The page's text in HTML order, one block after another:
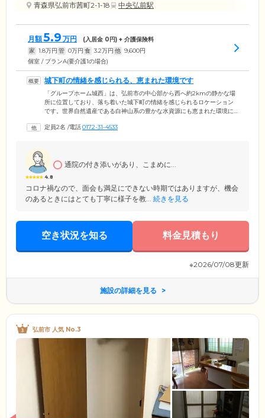
青森県弘前市茜町2-1-18
中央弘前駅
月額5.9 万円 (入居金 0円) + 介護保険料
家 1.8万円 管 0万円 食 3.2万円 他 9,600円
個室 / プランA(要介護1の場合)
城下町の情緒を感じられる、恵まれた環境です
「グループホーム城西」は、弘前市の中心部から西へ約2kmの静かな場
所に位置しており、落ち着いた城下町の情緒を感じられるロケーション
です。世界自然遺産である白神山系の豊かな水資源にも恵まれた環境に
感じることができる場所です。「グループホーム城西」では、この素晴
トを行っています。
定員2名 /電話0172-31-4533
4.8
通院の付き添いがあり、こまめに...
コロナ禍なので、面会も満足にできない時期ではありますが、機会
のあるときにはとても丁寧に様子を教... 続きを見る
空き状況を知る 料金見積もり
※2026/07/08更新
施設の詳細を見る
弘前市 人気 No.3